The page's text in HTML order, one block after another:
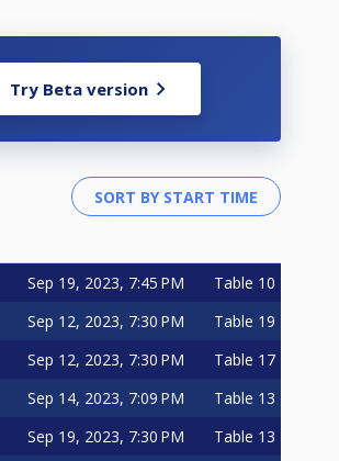
Try Beta version
Sep 19, 2023, 7:45 PM
Table 10
Sep 12, 2023, 7:30 PM
Table 19
Sep 12, 2023, 7:30 PM
Table 17
Sep 14, 2023, 7:09 PM
Table 13
Sep 19, 2023, 7:30 PM
Table 13